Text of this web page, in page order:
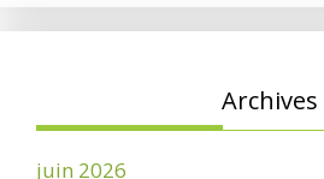
Archives
juin 2026